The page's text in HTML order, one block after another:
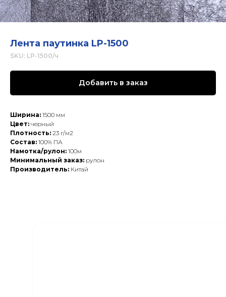
Лента паутинка LP-1500
SKU: LP-1500/ч
Добавить в заказ
Ширина: 1500 мм
Цвет: черный
Плотность: 23 г/м2
Состав: 100% ПА
Намотка/рулон: 100м
Минимальный заказ: рулон
Производитель: Китай